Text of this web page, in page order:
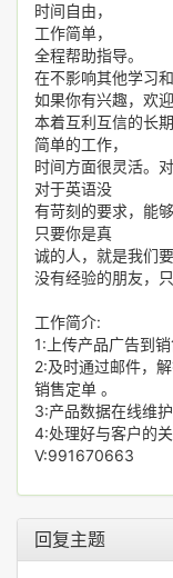
时间自由，
工作简单，
全程帮助指导。
在不影响其他学习
如果你有兴趣，欢迎
本着互利互信的长
简单的工作，
时间方面很灵活。
对于英语没
有苛刻的要求，能
只要你是真
诚的人，就是我们
没有经验的朋友，
工作简介:
1:上传产品广告到
2:及时通过邮件，
销售定单 。
3:产品数据在线维
4:处理好与客户的
V:991670663
回复主题